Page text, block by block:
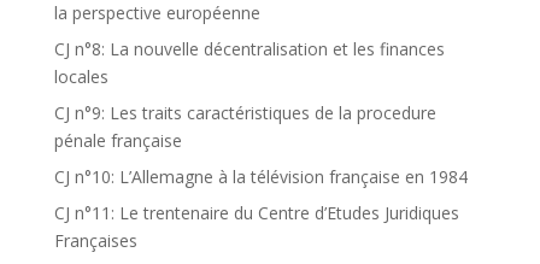
la perspective européenne
CJ n°8: La nouvelle décentralisation et les finances
locales
CJ n°9: Les traits caractéristiques de la procedure
pénale française
CJ n°10: L’Allemagne à la télévision française en 1984
CJ n°11: Le trentenaire du Centre d’Etudes Juridiques
Françaises